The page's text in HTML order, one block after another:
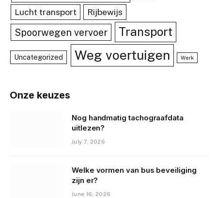
Lucht transport Rijbewijs
Spoorwegen vervoer Transport
Uncategorized Weg voertuigen Werk
Onze keuzes
Nog handmatig tachograafdata
uitlezen?
July 7, 2026
Welke vormen van bus beveiliging
zijn er?
June 16, 2026